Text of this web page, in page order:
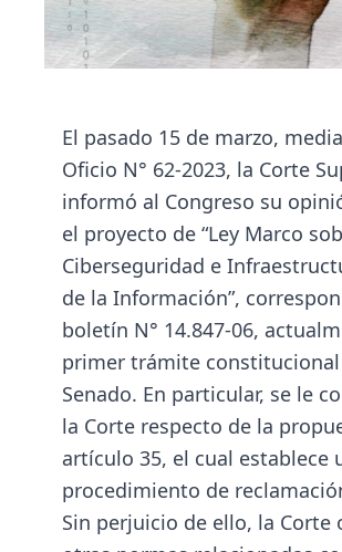
El pasado 15 de marzo,
Oficio N° 62-2023, la Corte
informó al Congreso su
el proyecto de “Ley Marco
Ciberseguridad e
de la Información”,
boletín N° 14.847-06,
primer trámite constitucional
Senado. En particular, se le
la Corte respecto de la
artículo 35, el cual establece
procedimiento de
Sin perjuicio de ello, la Corte